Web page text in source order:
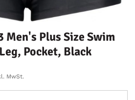
Men's Plus Size Swim
Pocket, Black
MwSt.